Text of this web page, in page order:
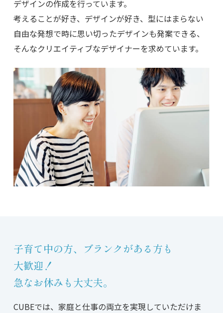
デザインの作成を行っています。
考えることが好き、デザインが好き、型にはまらない
自由な発想で時に思い切ったデザインも発案できる、
そんなクリエイティブなデザイナーを求めています。
子育て中の方、 ブランクがある方も
大歓迎！
急なお休みも大丈夫。
CUBEでは、家庭と仕事の両立を実現していただけま